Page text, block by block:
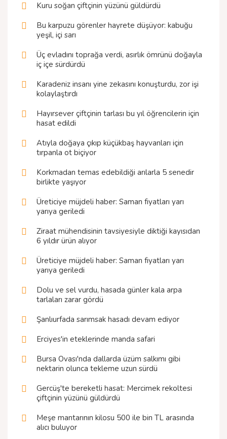
Kuru soğan çiftçinin yüzünü güldürdü
Bu karpuzu görenler hayrete düşüyor: kabuğu
yeşil, içi sarı
Üç evladını toprağa verdi, asırlık ömrünü doğayla
iç içe sürdürdü
Karadeniz insanı yine zekasını konuşturdu, zor işi
kolaylaştırdı
Hayırsever çiftçinin tarlası bu yıl öğrencilerin için
hasat edildi
Atıyla doğaya çıkıp küçükbaş hayvanları için
tırpanla ot biçiyor
Korkmadan temas edebildiği arılarla 5 senedir
birlikte yaşıyor
Üreticiye müjdeli haber: Saman fiyatları yarı
yarıya geriledi
Ziraat mühendisinin tavsiyesiyle diktiği kayısıdan
6 yıldır ürün alıyor
Üreticiye müjdeli haber: Saman fiyatları yarı
yarıya geriledi
Dolu ve sel vurdu, hasada günler kala arpa
tarlaları zarar gördü
Şanlıurfada sarımsak hasadı devam ediyor
Erciyes'in eteklerinde manda safari
Bursa Ovası'nda dallarda üzüm salkımı gibi
nektarin olunca tekleme uzun sürdü
Gercüş'te bereketli hasat: Mercimek rekoltesi
çiftçinin yüzünü güldürdü
Meşe mantarının kilosu 500 ile bin TL arasında
alıcı buluyor